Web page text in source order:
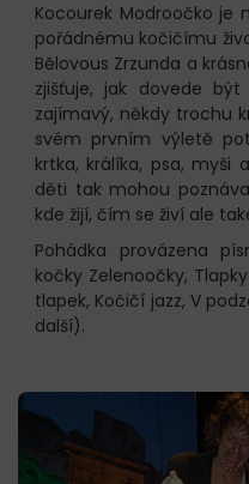
Kocourek Modroočko
pořádnému kočičímu
Bělovous Zrzunda a
zjišťuje, jak dovede
zajímavý, někdy trochu
svém prvním výletě
krtka, králíka, psa, myši
děti tak mohou
kde žijí, čím se živí ale
Pohádka provázena
kočky Zelenoočky,
tlapek, Kočičí jazz, V
další).